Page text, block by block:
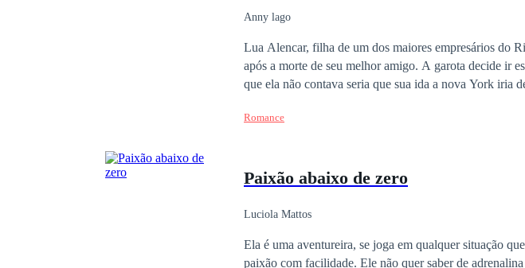
Anny lago
Lua Alencar, filha de um dos maiores empresários do
após a morte de seu melhor amigo. A garota decide ir
que ela não contava seria que sua ida a nova York iria
Romance
Paixão abaixo de zero
Luciola Mattos
Ela é uma aventureira, se joga em qualquer situação
paixão com facilidade. Ele não quer saber de